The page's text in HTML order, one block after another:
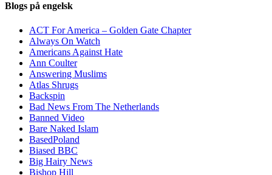
Blogs på engelsk
ACT For America – Golden Gate Chapter
Always On Watch
Americans Against Hate
Ann Coulter
Answering Muslims
Atlas Shrugs
Backspin
Bad News From The Netherlands
Banned Video
Bare Naked Islam
BasedPoland
Biased BBC
Big Hairy News
Bishop Hill